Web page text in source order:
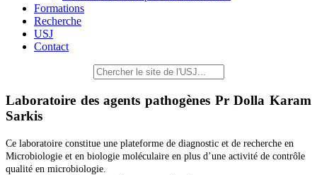
Formations
Recherche
USJ
Contact
Laboratoire des agents pathogènes Pr Dolla Karam
Sarkis
Ce laboratoire constitue une plateforme de diagnostic et de recherche en
Microbiologie et en biologie moléculaire en plus d’une activité de contrôle
qualité en microbiologie.